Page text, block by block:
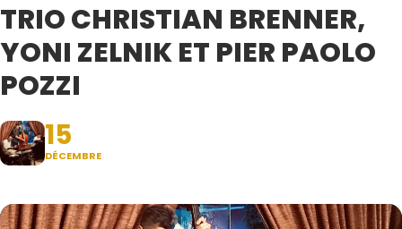
TRIO CHRISTIAN BRENNER,
YONI ZELNIK ET PIER PAOLO
POZZI
15
DÉCEMBRE